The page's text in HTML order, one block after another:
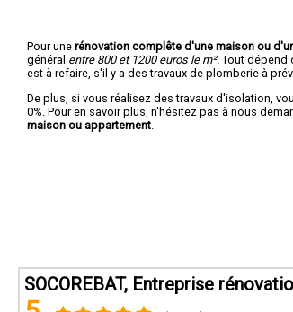
Pour une rénovation complête d'une maison ou
général entre 800 et 1200 euros le m². Tout dépend
est à refaire, s'il y a des travaux de plomberie à
De plus, si vous réalisez des travaux d'isolation,
0%. Pour en savoir plus, n'hésitez pas à nous
maison ou appartement
SOCOREBAT, Entreprise